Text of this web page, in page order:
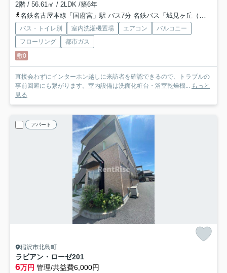
2階 / 56.61㎡ / 2LDK /築6年
名鉄名古屋本線「国府宮」駅 バス7分 名鉄バス「城見ヶ丘（バス）」 停歩3分
バス・トイレ別 室内洗濯機置場 エアコン
バルコニー
フローリング
都市ガス
敷0
直接会わずにインターホン越しに来訪者を確認できるので、トラブルの
事前回避にも繋がります。室内設備は洗面化粧台・浴室乾燥機... もっと
見る
アパート
稲沢市北島町
ラビアン・ローゼ201
6万円 管理/共益費6,000円